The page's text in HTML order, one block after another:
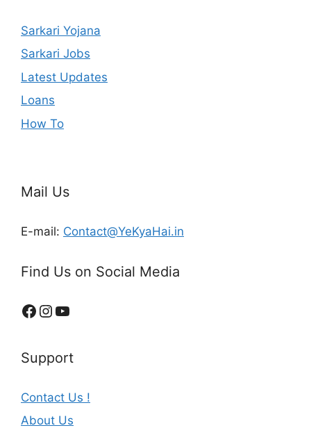
Sarkari Yojana
Sarkari Jobs
Latest Updates
Loans
How To
Mail Us
E-mail: Contact@YeKyaHai.in
Find Us on Social Media
Support
Contact Us !
About Us